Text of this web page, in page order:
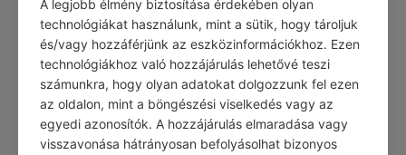
Load More Posts
A legjobb élmény biztosítása érdekében olyan
technológiákat használunk, mint a sütik, hogy tároljuk
és/vagy hozzáférjünk az eszközinformációkhoz. Ezen
technológiákhoz való hozzájárulás lehetővé teszi
számunkra, hogy olyan adatokat dolgozzunk fel ezen
az oldalon, mint a böngészési viselkedés vagy az
egyedi azonosítók. A hozzájárulás elmaradása vagy
visszavonása hátrányosan befolyásolhat bizonyos